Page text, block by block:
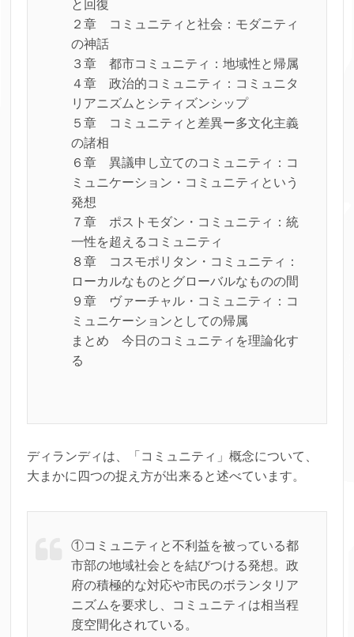
と回復
２章 コミュニティと社会：モダニティ
の神話
３章 都市コミュニティ：地域性と帰属
４章 政治的コミュニティ：コミュニタ
リアニズムとシティズンシップ
５章 コミュニティと差異ー多文化主義
の諸相
６章 異議申し立てのコミュニティ：コ
ミュニケーション・コミュニティという
発想
７章 ポストモダン・コミュニティ：統
一性を超えるコミュニティ
８章 コスモポリタン・コミュニティ：
ローカルなものとグローバルなものの間
９章 ヴァーチャル・コミュニティ：コ
ミュニケーションとしての帰属
まとめ 今日のコミュニティを理論化す
る
ディランディは、「コミュニティ」概念について、
大まかに四つの捉え方が出来ると述べています。
①コミュニティと不利益を被っている都
市部の地域社会とを結びつける発想。政
府の積極的な対応や市民のボランタリア
ニズムを要求し、コミュニティは相当程
度空間化されている。